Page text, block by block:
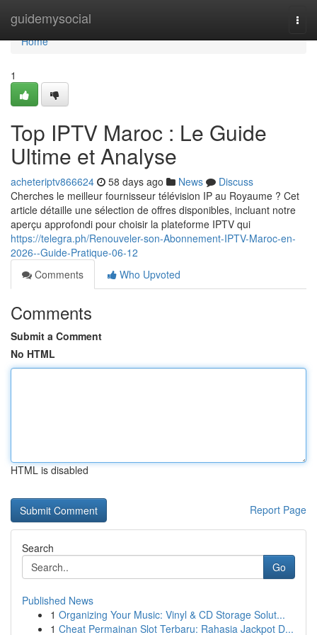
guidemysocial
Home
Home
1
Top IPTV Maroc : Le Guide
Ultime et Analyse
acheteriptv866624 58 days ago News
Discuss
Cherches le meilleur fournisseur télévision IP au Royaume ? Cet
article détaille une sélection de offres disponibles, incluant notre
aperçu approfondi pour choisir la plateforme IPTV qui
https://telegra.ph/Renouveler-son-Abonnement-IPTV-Maroc-en-
2026--Guide-Pratique-06-12
Comments
Who Upvoted
Comments
Submit a Comment
No HTML
HTML is disabled
Report Page
Search
Go
Published News
1 Organizing Your Music: Vinyl & CD Storage Solut...
1 Cheat Permainan Slot Terbaru: Rahasia Jackpot D...